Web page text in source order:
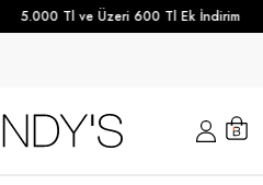
5.000 Tl ve Üzeri 600 Tl Ek İndirim